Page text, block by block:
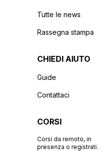
Tutte le news
Rassegna stampa
CHIEDI AIUTO
Guide
Contattaci
CORSI
Corsi da remoto, in
presenza o registrati.